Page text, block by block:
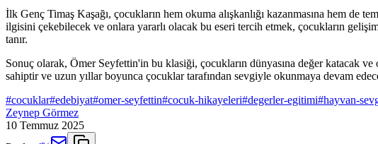
İlk Genç Timaş Kaşağı, çocukların hem okuma alışkanlığı kazanmasına hem
ilgisini çekebilecek ve onlara yararlı olacak bu eseri tercih etmek, çocukların
tanır.
Sonuç olarak, Ömer Seyfettin'in bu klasiği, çocukların dünyasına değer katacak
sahiptir ve uzun yıllar boyunca çocuklar tarafından sevgiyle okunmaya devam
#cocuklar#edebiyat#omer-seyfettin#cocuk-hikayeleri#degerler-egitimi#hayvan-
Zeynep Görmez
10 Temmuz 2025